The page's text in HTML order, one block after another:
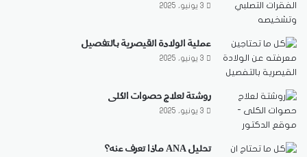
3 يونيو، 2025
عملية الولادة القيصرية بالتفصيل
3 يونيو، 2025
روشتة لعلاج حصوات الكلى
3 يونيو، 2025
تحليل ANA ماذا تعرف عنه؟